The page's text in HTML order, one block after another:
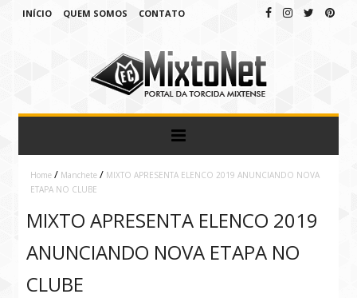
INÍCIO QUEM SOMOS CONTATO
Home / Manchete / MIXTO APRESENTA ELENCO 2019 ANUNCIANDO NOVA
ETAPA NO CLUBE
MIXTO APRESENTA ELENCO 2019
ANUNCIANDO NOVA ETAPA NO
CLUBE